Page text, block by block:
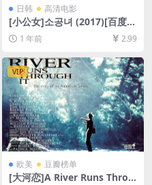
日韩 高清电影
[小公女]소공녀 (2017)[百度网
盘+夸克网盘1080P超清未删
减资源][网盘在线播放/下载]
1 年前 2.99
VIP
欧美 豆瓣榜单
[大河恋]A River Runs Throu